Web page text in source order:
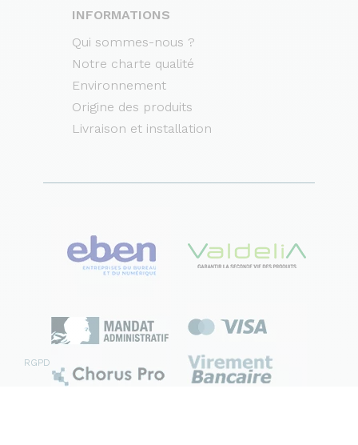
RGPD
INFORMATIONS
Qui sommes-nous ?
Notre charte qualité
Environnement
Origine des produits
Livraison et installation